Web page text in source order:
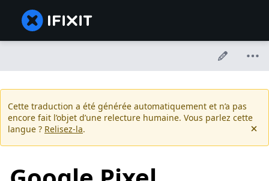
Cette traduction a été générée automatiquement et n’a pas
encore fait l’objet d’une relecture humaine. Vous parlez cette
langue ? Relisez-la.